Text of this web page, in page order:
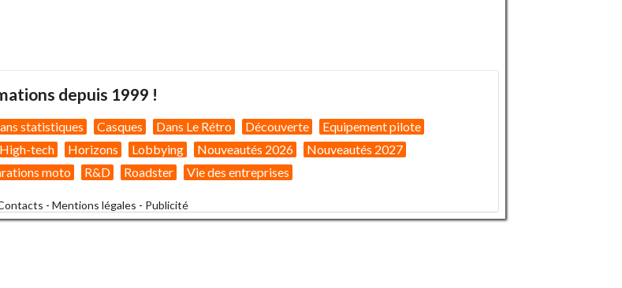
depuis 1999 !
statistiques Casques Dans Le Rétro Découverte
Equipement pilote
High-tech Horizons Lobbying Nouveautés 2026
Nouveautés 2027
moto R&D Roadster Vie des entreprises
- Mentions légales - Publicité